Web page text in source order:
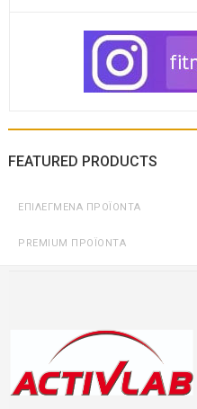
FEATURED PRODUCTS
ΕΠΙΛΕΓΜΈΝΑ ΠΡΟΪΌΝΤΑ
PREMIUM ΠΡΟΪΌΝΤΑ